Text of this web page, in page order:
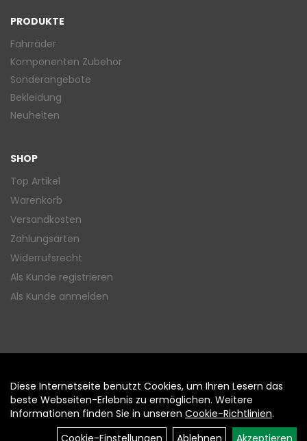
PRODUKTE
Fahrräder
Komponenten Zubehör
Sonderangebote
Bekleidung
Neuheiten
SHOP
Top Artikel
Warenkorb
Versandkosten
Zahlungsarten
Widerrufsrecht
Als Kunde registrieren
Als Kunde anmelden
Diese Internetseite benutzt Cookies, um Ihren Lesern das
beste Webseiten-Erlebnis zu ermöglichen. Weitere
Informationen finden Sie in unseren Cookie-Richtlinien.
Cookie-Einstellungen
Ablehnen Akzeptieren
Auftrag widerrufen